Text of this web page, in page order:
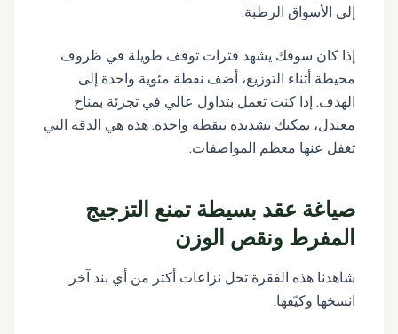
إلى الأسواق الرطبة.
إذا كان سوقك يشهد فترات توقف طويلة في ظروف
محيطة أثناء التوزيع، أضف نقطة مئوية واحدة إلى
الهدف. إذا كنت تعمل بتداول عالي في تجزئة بمناخ
معتدل، يمكنك تشديده بنقطة واحدة. هذه هي الدقة التي
تغفل عنها معظم المواصفات.
صياغة عقد بسيطة تمنع التزجيج
المفرط ونقص الوزن
شاهدنا هذه الفقرة تحل نزاعات أكثر من أي بند آخر.
انسخها وكيّفها.